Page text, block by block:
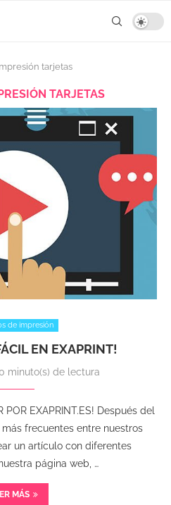
tarjetas
TARJETAS
de impresión
EN EXAPRINT!
0 minuto(s) de lectura
POR EXAPRINT.ES! Después del
frecuentes entre nuestros
un artículo con diferentes
página web, …
MÁS